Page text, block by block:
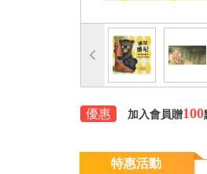
優惠 加入會員贈100
特惠活動